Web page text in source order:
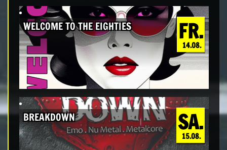
FR.
14.08.
WELCOME TO THE EIGHTIES
SA.
15.08.
BREAKDOWN